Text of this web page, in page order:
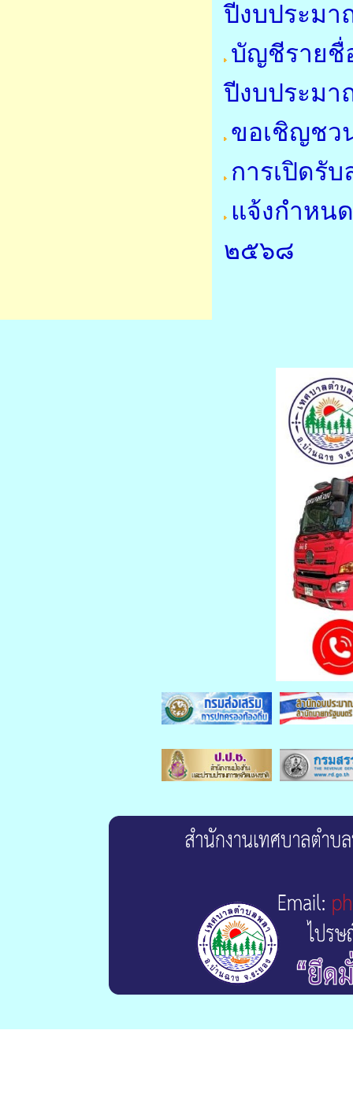
ปีงบประม
บัญชีรายชื่
ปีงบประม
ขอเชิญชว
การเปิดรั
แจ้งกำหน
๒๕๖๘